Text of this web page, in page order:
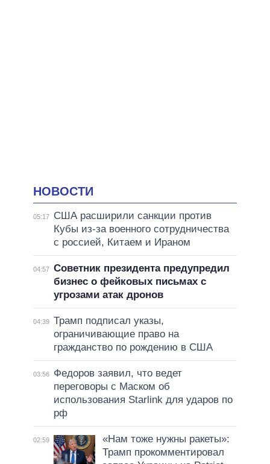
НОВОСТИ
05:17
США расширили санкции против
Кубы из-за военного сотрудничества
с россией, Китаем и Ираном
04:57 Советник президента предупредил
бизнес о фейковых письмах с
угрозами атак дронов
04:39 Трамп подписал указы,
ограничивающие право на
гражданство по рождению в США
03:56
Федоров заявил, что ведет
переговоры с Маском об
использования Starlink для ударов по
рф
02:59
«Нам тоже нужны ракеты»:
Трамп прокомментировал